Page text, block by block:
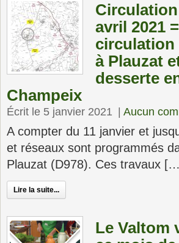
avril 2021
circulation
à Plauzat
desserte
Champeix
Écrit le 5 janvier 2021 Aucun
A compter du 11 janvier et
et réseaux sont programmés
Plauzat (D978). Ces travaux
Lire la suite...
Le Valtom